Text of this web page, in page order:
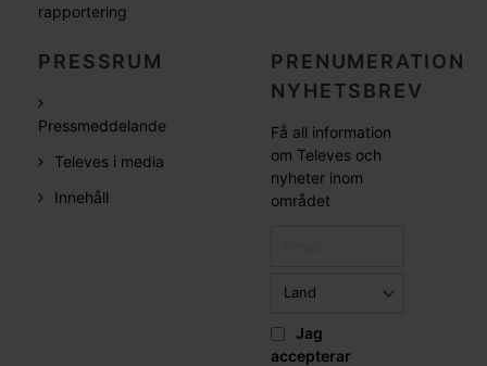
rapportering
PRESSRUM
Pressmeddelande
Televes i media
Innehåll
PRENUMERATION
NYHETSBREV
Få all information
om Televes och
nyheter inom
området
Jag
accepterar